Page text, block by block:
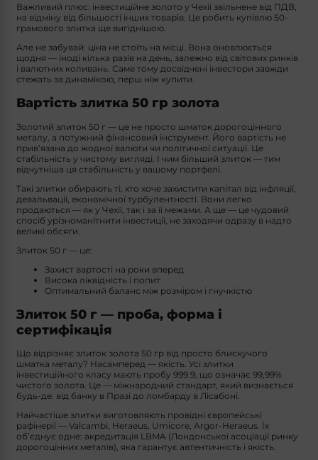
Важливий плюс: інвестиційне золото у Чехії звільнене від ПДВ,
на відміну від більшості інших товарів. Це робить купівлю 50-
грамового злитка ще вигіднішою.
Але не забувай: ціна не стоїть на місці. Вона оновлюється
щодня — іноді кілька разів на день, залежно від світових ринків
і валютних коливань. Саме тому досвідчені інвестори завжди
стежать за динамікою, перш ніж купити.
Вартість злитка 50 гр золота
Золотий злиток 50 г — це не просто шматок дорогоцінного
металу, а потужний фінансовий інструмент. Його вартість не
прив’язана до жодної валюти чи політичної ситуації. Це
стабільність у чистому вигляді. І чим більший злиток — тим
відчутніша ця стабільність у вашому портфелі.
Такі злитки обирають ті, хто хоче захистити капітал від інфляції,
девальвації, економічної турбулентності. Вони легко
продаються — як у Чехії, так і за її межами. А ще — це чудовий
спосіб урізноманітнити інвестиції, не заходячи одразу в надто
великі обсяги.
Злиток 50 г — це:
Захист вартості на роки вперед
Висока ліквідність і попит
Оптимальний баланс між розміром і гнучкістю
Злиток 50 г — проба, форма і
сертифікація
Що відрізняє злиток золота 50 гр від просто блискучого
шматка металу? Насамперед — якість. Усі злитки
інвестиційного класу мають пробу 999.9, що означає 99,99%
чистого золота. Це — міжнародний стандарт, який визнається
будь-де: від банку в Празі до ломбарду в Лісабоні.
Найчастіше злитки виготовляють провідні європейські
рафінерії — Valcambi, Heraeus, Umicore, Argor-Heraeus. Їх
об’єднує одне: акредитація LBMA (Лондонської асоціації ринку
дорогоцінних металів), яка гарантує автентичність і якість.